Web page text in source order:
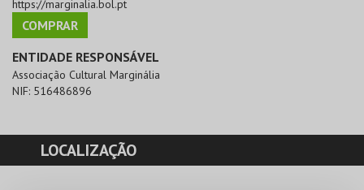
https://marginalia.bol.pt
COMPRAR
ENTIDADE RESPONSÁVEL
Associação Cultural Marginália
NIF: 516486896
LOCALIZAÇÃO